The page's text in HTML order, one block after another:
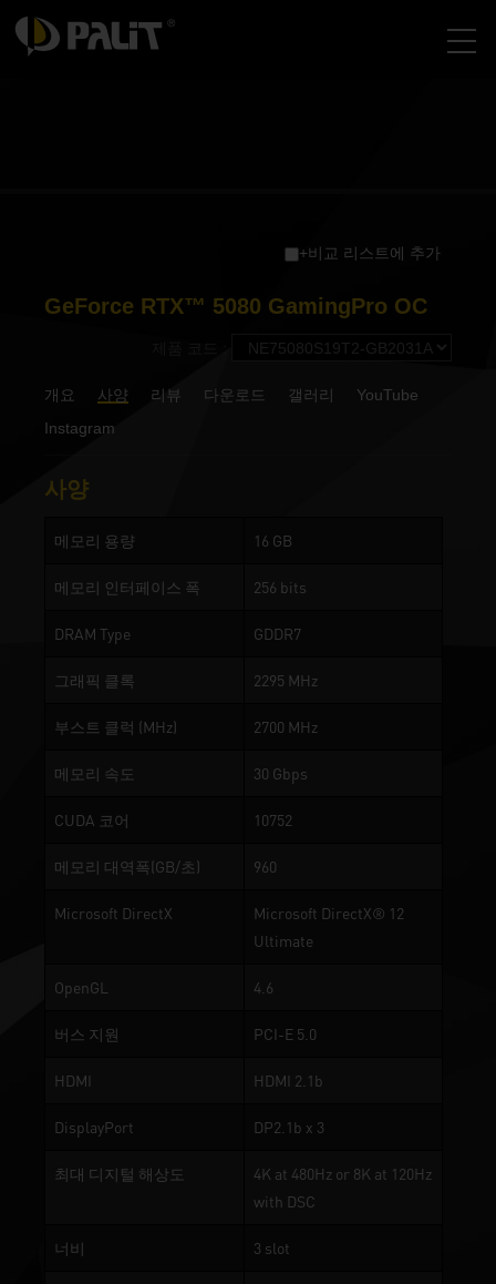
+비교 리스트에 추가
GeForce RTX™ 5080 GamingPro OC
개요 사양 리뷰 다운로드 갤러리
YouTube
Instagram
사양
메모리 용량 16 GB
메모리 인터페이스 폭 256 bits
DRAM Type GDDR7
그래픽 클록 2295 MHz
부스트 클럭 (MHz) 2700 MHz
메모리 속도 30 Gbps
CUDA 코어 10752
메모리 대역폭(GB/초) 960
Microsoft DirectX
Microsoft DirectX® 12
Ultimate
OpenGL 4.6
버스 지원 PCI-E 5.0
HDMI HDMI 2.1b
DisplayPort DP2.1b x 3
최대 디지털 해상도
4K at 480Hz or 8K at 120Hz
with DSC
너비 3 slot